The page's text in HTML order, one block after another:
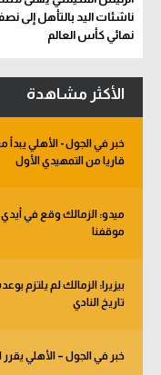
ناشئات اليد بالتأهل إلى
نهائي كأس العالم
الأكثر مشاهدة
قاريا من التمهيدي الأول
ميدو: الزمالك وقع في أيدي
موقفنا
بيزيرا: الزمالك لم
تاريخ النادي
خبر في الجول – الأهلي